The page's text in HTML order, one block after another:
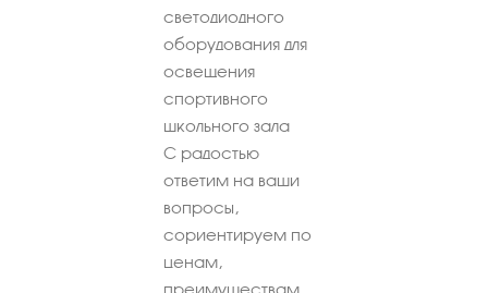
светодиодного
оборудования для
освещения
спортивного
школьного зала
С радостью
ответим на ваши
вопросы,
сориентируем по
ценам,
преимуществам